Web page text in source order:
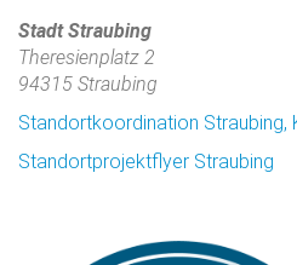
Stadt Straubing
Theresienplatz 2
94315 Straubing
Standortkoordination Straubing,
Standortprojektflyer Straubing